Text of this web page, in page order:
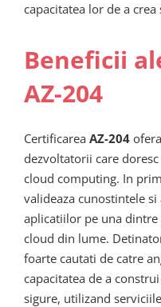
capacitatea lor de a
Beneficii
AZ-204
Certificarea AZ-204
dezvoltatorii care
cloud computing. In
valideaza cunostintele
aplicatiilor pe una
cloud din lume.
foarte cautati de catre
capacitatea de a
sigure, utilizand